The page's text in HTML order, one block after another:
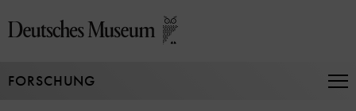
zum
FORSCHUNG